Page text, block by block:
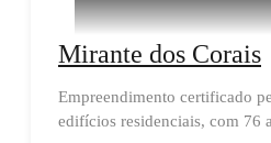
Mirante dos Corais
Empreendimento certificado
edifícios residenciais, com 76